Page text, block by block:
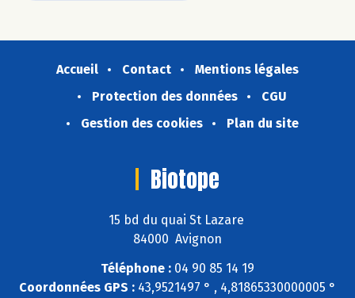
Accueil Contact
Mentions légales
Protection des données
CGU
Gestion des cookies
Plan du site
Biotope
15 bd du quai St Lazare
84000 Avignon
Téléphone : 04 90 85 14 19
Coordonnées GPS : 43,9521497 ° , 4,81865330000005 °